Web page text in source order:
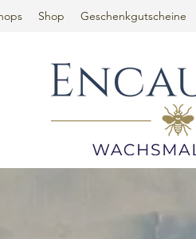
Shop Geschenkgutscheine